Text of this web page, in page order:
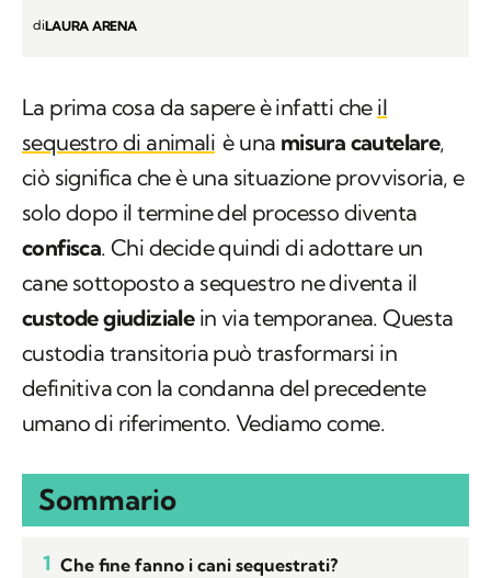
diLAURA ARENA
La prima cosa da sapere è infatti che il
sequestro di animali è una misura cautelare,
ciò significa che è una situazione provvisoria, e
solo dopo il termine del processo diventa
confisca. Chi decide quindi di adottare un
cane sottoposto a sequestro ne diventa il
custode giudizialein via temporanea. Questa
custodia transitoria può trasformarsi in
definitiva con la condanna del precedente
umano di riferimento. Vediamo come.
Sommario
1 Che fine fanno i cani sequestrati?